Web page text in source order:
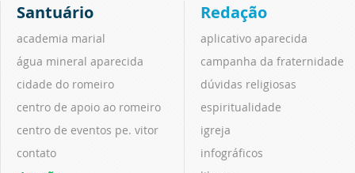
Santuário
academia marial
água mineral aparecida
cidade do romeiro
centro de apoio ao romeiro
centro de eventos pe. vitor
contato
Redação
aplicativo aparecida
campanha da fraternidade
dúvidas religiosas
espiritualidade
igreja
infográficos